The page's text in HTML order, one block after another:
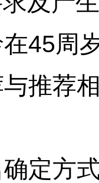
45周
与推荐
确定方